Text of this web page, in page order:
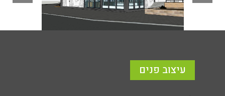
עיצוב פנים